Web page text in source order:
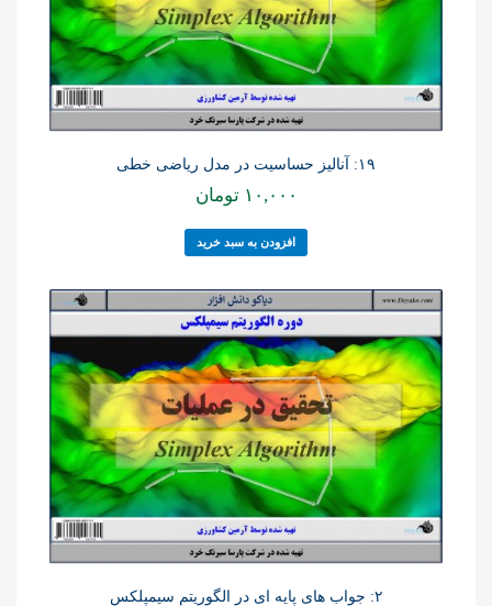
۱۹: آنالیز حساسیت در مدل ریاضی خطی
۱۰,۰۰۰ تومان
افزودن به سبد خرید
۲: جواب های پایه ای در الگوریتم سیمپلکس